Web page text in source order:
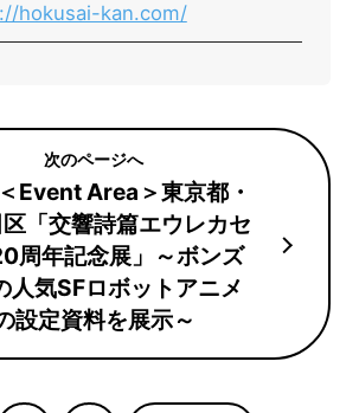
hokusai-kan.com/
Event Area＞東京都・
「交響詩篇エウレカセ
周年記念展」～ボンズ
人気SFロボットアニメ
設定資料を展示～